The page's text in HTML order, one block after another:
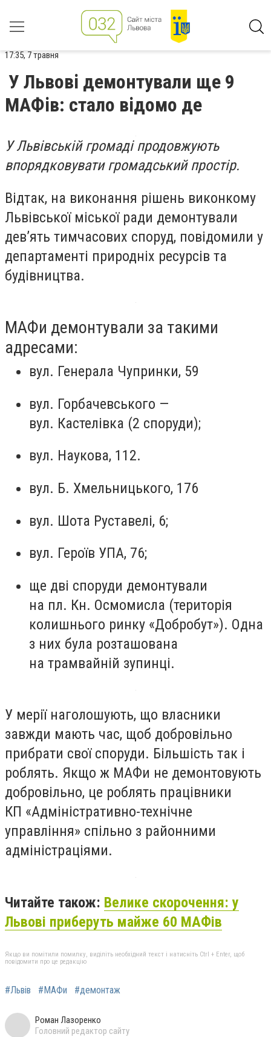
17:35, 7 травня
У Львові демонтували ще 9
МАФів: стало відомо де
У Львівській громаді продовжують
впорядковувати громадський простір.
Відтак, на виконання рішень виконкому
Львівської міської ради демонтували
дев’ять тимчасових споруд, повідомили у
департаменті природніх ресурсів та
будівництва.
МАФи демонтували за такими
адресами:
вул. Генерала Чупринки, 59
вул. Горбачевського —
вул. Кастелівка (2 споруди);
вул. Наукова, 112.
вул. Б. Хмельницького, 176
вул. Шота Руставелі, 6;
вул. Героїв УПА, 76;
ще дві споруди демонтували
на пл. Кн. Осмомисла (територія
колишнього ринку «Добробут»). Одна
з них була розташована
на трамвайній зупинці.
У мерії наголошують, що власники
завжди мають час, щоб добровільно
прибрати свої споруди. Більшість так і
роблять. Якщо ж МАФи не демонтовують
добровільно, це роблять працівники
КП «Адміністративно-технічне
управління» спільно з районними
адміністраціями.
Читайте також: Велике скорочення: у
Львові приберуть майже 60 МАФів
Якщо ви помітили помилку, виділіть необхідний текст і натисніть Ctrl + Enter, щоб
повідомити про це редакцію
#Львів #МАФи #демонтаж
Роман Лазоренко
Головний редактор сайту